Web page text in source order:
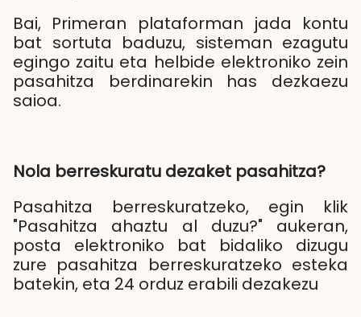
Bai, Primeran plataforman jada kontu
bat sortuta baduzu, sisteman ezagutu
egingo zaitu eta helbide elektroniko zein
pasahitza berdinarekin has dezkaezu
saioa.
Nola berreskuratu dezaket pasahitza?
Pasahitza berreskuratzeko, egin klik
"Pasahitza ahaztu al duzu?" aukeran,
posta elektroniko bat bidaliko dizugu
zure pasahitza berreskuratzeko esteka
batekin, eta 24 orduz erabili dezakezu